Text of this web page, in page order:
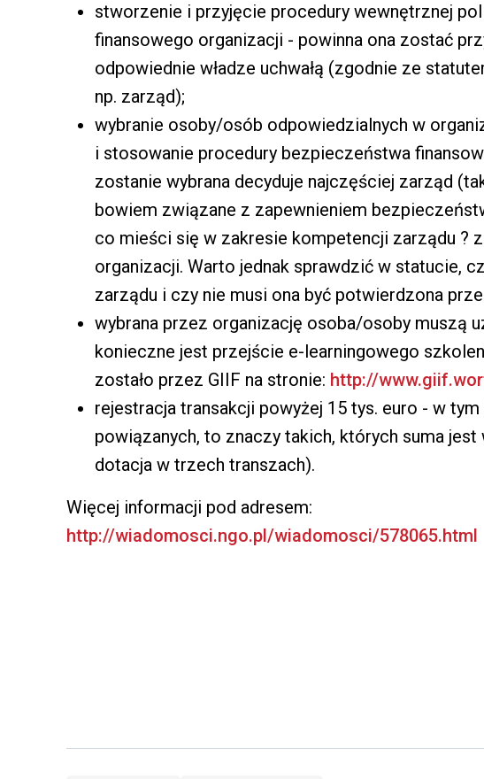
stworzenie i przyjęcie procedury wewnętrznej
finansowego organizacji - powinna ona zostać
odpowiednie władze uchwałą (zgodnie ze
np. zarząd);
wybranie osoby/osób odpowiedzialnych w
i stosowanie procedury bezpieczeństwa
zostanie wybrana decyduje najczęściej zarząd
bowiem związane z zapewnieniem
co mieści się w zakresie kompetencji zarządu ?
organizacji. Warto jednak sprawdzić w statucie,
zarządu i czy nie musi ona być potwierdzona
wybrana przez organizację osoba/osoby muszą
konieczne jest przejście e-learningowego
zostało przez GIIF na stronie: http://
rejestracja transakcji powyżej 15 tys. euro - w
powiązanych, to znaczy takich, których suma jest
dotacja w trzech transzach).
Więcej informacji pod adresem:
http://wiadomosci.ngo.pl/wiadomosci/578065.html